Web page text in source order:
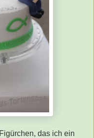
das ich ein